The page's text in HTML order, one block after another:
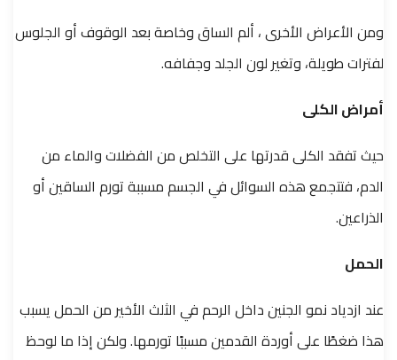
ومن الأعراض الأخرى ، ألم الساق وخاصة بعد الوقوف أو الجلوس
لفترات طويلة، وتغير لون الجلد وجفافه.
أمراض الكلى
حيث تفقد الكلى قدرتها على التخلص من الفضلات والماء من
الدم، فتتجمع هذه السوائل في الجسم مسببة تورم الساقين أو
الذراعين.
الحمل
عند ازدياد نمو الجنين داخل الرحم في الثلث الأخير من الحمل يسبب
هذا ضغطًا على أوردة القدمين مسببًا تورمها. ولكن إذا ما لوحظ